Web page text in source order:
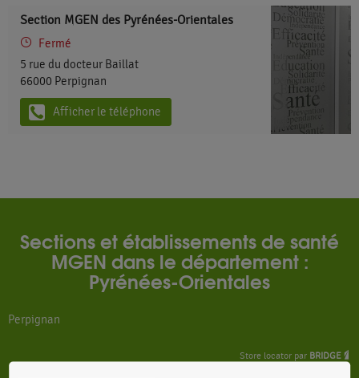
Section MGEN des Pyrénées-Orientales
Fermé
5 rue du docteur Baillat
66000 Perpignan
Afficher le téléphone
Sections et établissements de santé
MGEN dans le département :
Pyrénées-Orientales
Perpignan
Store locator par BRIDGE